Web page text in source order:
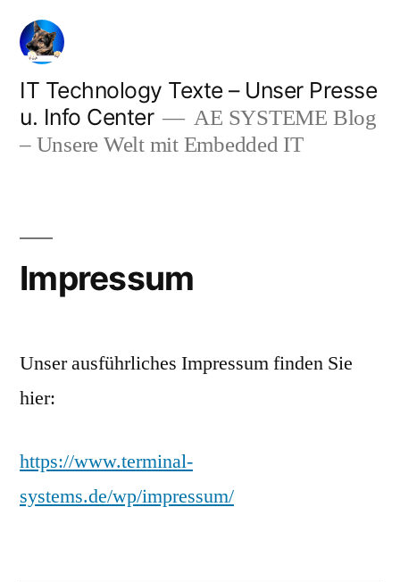
Zum
Inhalt
springen
IT Technology Texte – Unser Presse
u. Info Center
AE SYSTEME Blog
– Unsere Welt mit Embedded IT
Impressum
Unser ausführliches Impressum finden Sie
hier:
https://www.terminal-
systems.de/wp/impressum/